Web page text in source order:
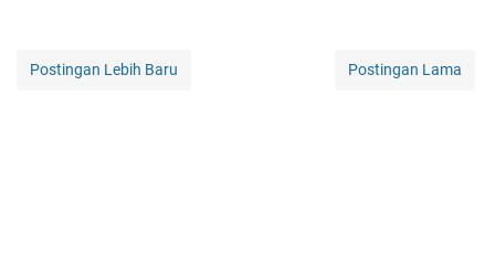
Postingan Lebih Baru Postingan Lama